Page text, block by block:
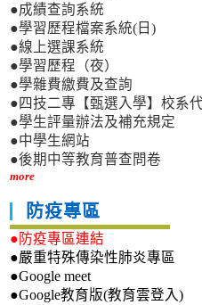
●成績查詢系統
●學習歷程檔案系統(日)
●線上選課系統
●學習歷程（夜）
●學雜費繳費及查詢
●四技二專【甄選入學】校系
●學生評量辦法及補充規定
●中學生網站
●後期中等教育普查問卷
more
防疫專區
●防疫專區連結
●嚴重特殊傳染性肺炎專區
●Google meet
●Google教育版(教育雲登入)